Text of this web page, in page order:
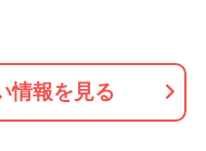
情報を見る